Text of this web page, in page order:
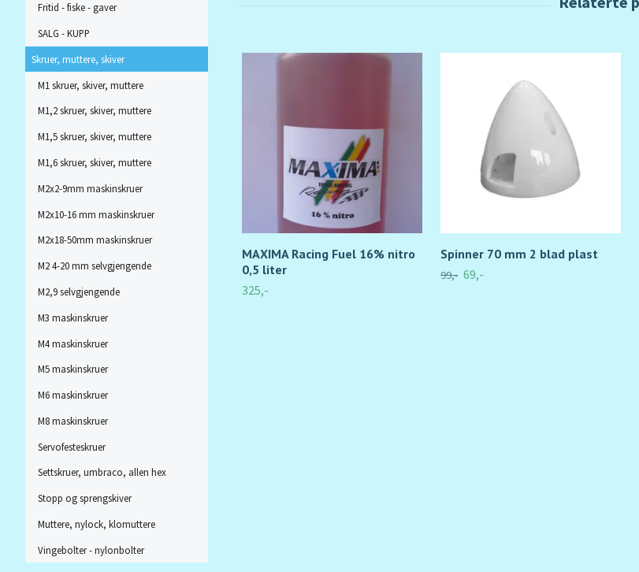
Fritid - fiske - gaver
SALG - KUPP
Skruer, muttere, skiver
M1 skruer, skiver, muttere
M1,2 skruer, skiver, muttere
M1,5 skruer, skiver, muttere
M1,6 skruer, skiver, muttere
M2x2-9mm maskinskruer
M2x10-16 mm maskinskruer
M2x18-50mm maskinskruer
M2 4-20 mm selvgjengende
M2,9 selvgjengende
M3 maskinskruer
M4 maskinskruer
M5 maskinskruer
M6 maskinskruer
M8 maskinskruer
Servofesteskruer
Settskruer, umbraco, allen hex
Stopp og sprengskiver
Muttere, nylock, klomuttere
Vingebolter - nylonbolter
MAXIMA Racing Fuel 16% nitro
0,5 liter
325,-
Spinner 70 mm 2 blad plast
99,- 69,-